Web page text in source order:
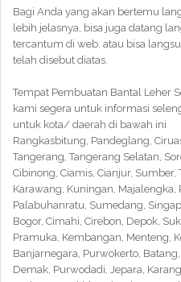
Bagi Anda yang akan bertemu
lebih jelasnya, bisa juga datang
tercantum di web. atau bisa
telah disebut diatas.
Tempat Pembuatan Bantal Leher
kami segera untuk informasi
untuk kota/ daerah di bawah ini
Rangkasbitung, Pandeglang,
Tangerang, Tangerang Selatan,
Cibinong, Ciamis, Cianjur,
Karawang, Kuningan, Majalengka,
Palabuhanratu, Sumedang,
Bogor, Cimahi, Cirebon, Depok,
Pramuka, Kembangan, Menteng,
Banjarnegara, Purwokerto,
Demak, Purwodadi, Jepara,